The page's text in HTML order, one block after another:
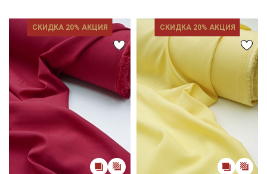
СКИДКА 20% АКЦИЯ СКИДКА 20% АКЦИЯ
категории тканей
Электронная почта
Подписаться
Ознакомлен(а) сПолитикой обработки персональных
данных
Согласие на обработку персональных
данных